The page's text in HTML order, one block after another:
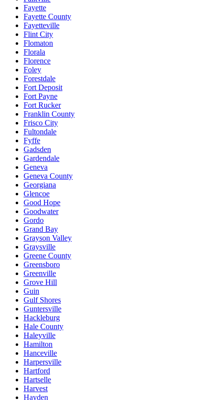
Fayette
Fayette County
Fayetteville
Flint City
Flomaton
Florala
Florence
Foley
Forestdale
Fort Deposit
Fort Payne
Fort Rucker
Franklin County
Frisco City
Fultondale
Fyffe
Gadsden
Gardendale
Geneva
Geneva County
Georgiana
Glencoe
Good Hope
Goodwater
Gordo
Grand Bay
Grayson Valley
Graysville
Greene County
Greensboro
Greenville
Grove Hill
Guin
Gulf Shores
Guntersville
Hackleburg
Hale County
Haleyville
Hamilton
Hanceville
Harpersville
Hartford
Hartselle
Harvest
Hayden